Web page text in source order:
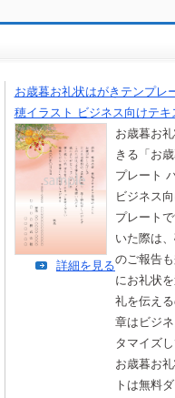
お歳暮お礼状はがきテンプレ
穂イラスト ビジネス向けテキ
お歳暮お
きる「お
プレート
ビジネス
プレート
いた際は
のご報告
にお礼状
礼を伝え
章はビジ
タマイズ
お歳暮お
トは無料
詳細を見る